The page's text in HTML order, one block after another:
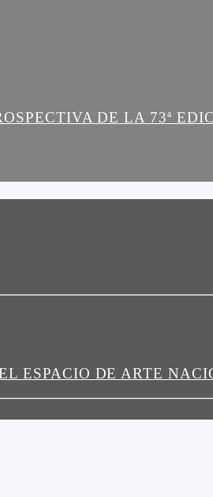
DE LA 73ª
ESPACIO DE ARTE